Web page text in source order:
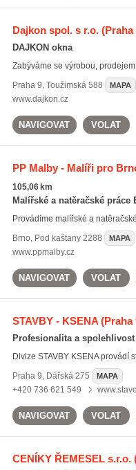
Dajkon spol. s r.o.(Praha
DAJKON okna
Zabýváme se výrobou,
Praha 9, Toužimská 588 MAPA
www.dajkon.cz
NAVIGOVAT VOLAT
PP Malby - Malíři pro
105,06 km
Malířské a natěračské práce
Provádíme malířské a
Brno, Pod kaštany 2288 MAPA
www.ppmalby.cz
NAVIGOVAT VOLAT
STAVBY - KSENA(Praha
Profesionalita a
Divize STAVBY KSENA provádí
Praha 9, Dářská 275 MAPA
+420 736 621 549
NAVIGOVAT VOLAT
CENÍKY ŘEMESEL s.r.o.